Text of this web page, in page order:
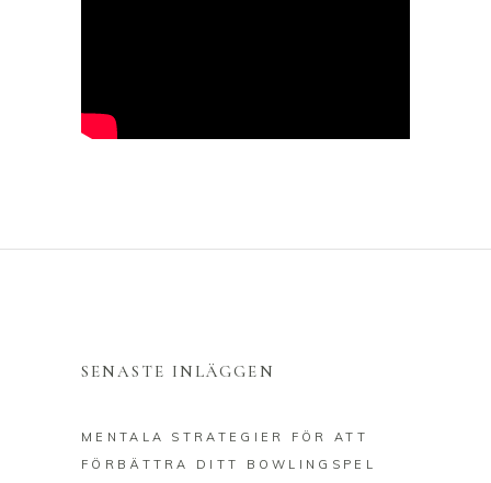
SENASTE INLÄGGEN
MENTALA STRATEGIER FÖR ATT
FÖRBÄTTRA DITT BOWLINGSPEL